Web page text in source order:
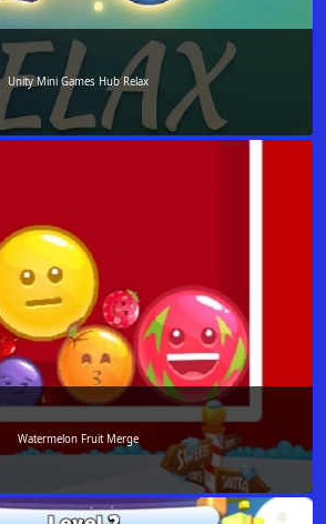
Unity Mini Games Hub Relax
Watermelon Fruit Merge